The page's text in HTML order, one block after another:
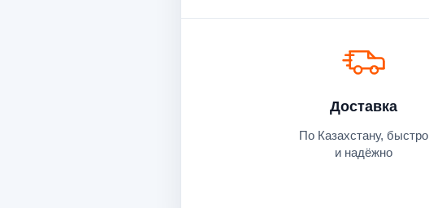
Доставка
По Казахстану, быстро
и надёжно